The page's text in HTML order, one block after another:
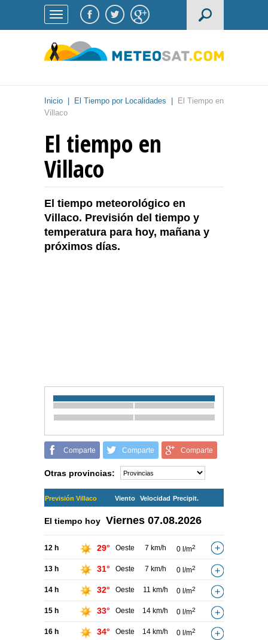
Inicio El Tiempo por Localidades
El Tiempo en
Villaco
El tiempo en
Villaco
El tiempo meteorológico en
Villaco. Previsión del tiempo y
temperatura para hoy, mañana y
próximos días.
Comparte Comparte Comparte
Otras provincias:
Previsión Villaco Viento Velocidad Precipit.
El tiempo hoy Viernes 07.08.2026
12 h 29° Oeste 7 km/h 0 l/m2
13 h 31° Oeste 7 km/h 0 l/m2
14 h 32° Oeste 11 km/h 0 l/m2
15 h 33° Oeste 14 km/h 0 l/m2
16 h 34° Oeste 14 km/h 0 l/m2